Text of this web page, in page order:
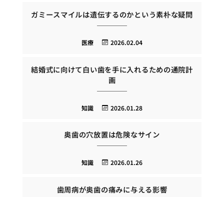
ガミースマイルは遺伝するのかという素朴な疑問
2026.02.04
医療
結婚式に向けて白い歯を手に入れるための通院計
画
2026.01.28
知識
奥歯の穴放置は危険なサイン
2026.01.26
知識
歯周病が奥歯の痛みに与える影響